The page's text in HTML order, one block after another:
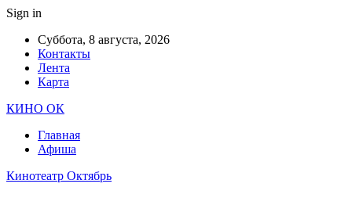
Sign in
Суббота, 8 августа, 2026
Контакты
Лента
Карта
КИНО ОК
Главная
Афиша
Кинотеатр Октябрь